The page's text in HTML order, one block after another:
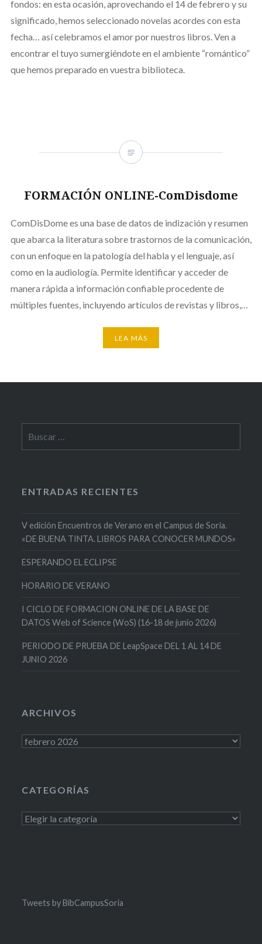
fondos: en esta ocasión, aprovechando el 14 de febrero y su
significado, hemos seleccionado novelas acordes con esta
fecha… así celebramos el amor por nuestros libros. Ven a
encontrar el tuyo sumergiéndote en el ambiente “romántico”
que hemos preparado en vuestra biblioteca.
FORMACIÓN ONLINE-ComDisdome
ComDisDome es una base de datos de indización y resumen
que abarca la literatura sobre trastornos de la comunicación,
con un enfoque en la patología del habla y el lenguaje, así
como en la audiología. Permite identificar y acceder de
manera rápida a información confiable procedente de
múltiples fuentes, incluyendo artículos de revistas y libros,…
LEA MÁS
ENTRADAS RECIENTES
V edición Encuentros de Verano en el Campus de Soria.
«DE BUENA TINTA. LIBROS PARA CONOCER MUNDOS»
ESPERANDO EL ECLIPSE
HORARIO DE VERANO
I CICLO DE FORMACION ONLINE DE LA BASE DE
DATOS Web of Science (WoS) (16-18 de junio 2026)
PERIODO DE PRUEBA DE LeapSpace DEL 1 AL 14 DE
JUNIO 2026
ARCHIVOS
Archivos
CATEGORÍAS
Categorías
Tweets by BibCampusSoria